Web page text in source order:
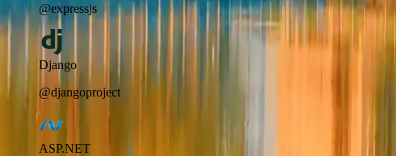
@expressjs
Django
@djangoproject
ASP.NET